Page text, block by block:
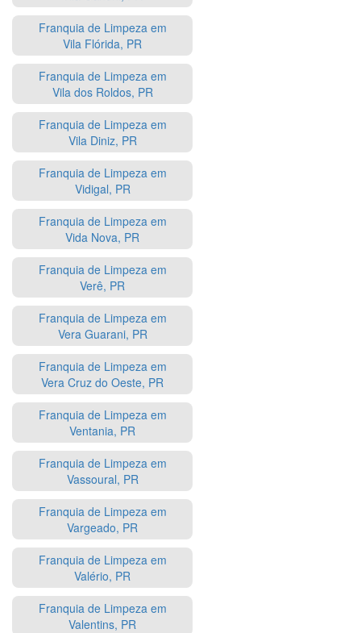
Franquia de Limpeza em
Vila Flórida, PR
Franquia de Limpeza em
Vila dos Roldos, PR
Franquia de Limpeza em
Vila Diniz, PR
Franquia de Limpeza em
Vidigal, PR
Franquia de Limpeza em
Vida Nova, PR
Franquia de Limpeza em
Verê, PR
Franquia de Limpeza em
Vera Guarani, PR
Franquia de Limpeza em
Vera Cruz do Oeste, PR
Franquia de Limpeza em
Ventania, PR
Franquia de Limpeza em
Vassoural, PR
Franquia de Limpeza em
Vargeado, PR
Franquia de Limpeza em
Valério, PR
Franquia de Limpeza em
Valentins, PR